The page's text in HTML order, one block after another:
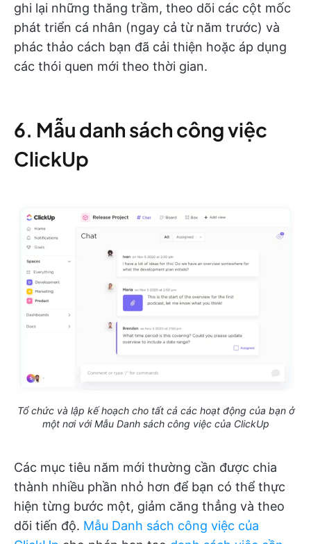
ghi lại những thăng trầm, theo dõi các cột mốc
phát triển cá nhân (ngay cả từ năm trước) và
phác thảo cách bạn đã cải thiện hoặc áp dụng
các thói quen mới theo thời gian.
6. Mẫu danh sách công việc
ClickUp
Tổ chức và lập kế hoạch cho tất cả các hoạt động của bạn ở
một nơi với Mẫu Danh sách công việc của ClickUp
Các mục tiêu năm mới thường cần được chia
thành nhiều phần nhỏ hơn để bạn có thể thực
hiện từng bước một, giảm căng thẳng và theo
dõi tiến độ. Mẫu Danh sách công việc của